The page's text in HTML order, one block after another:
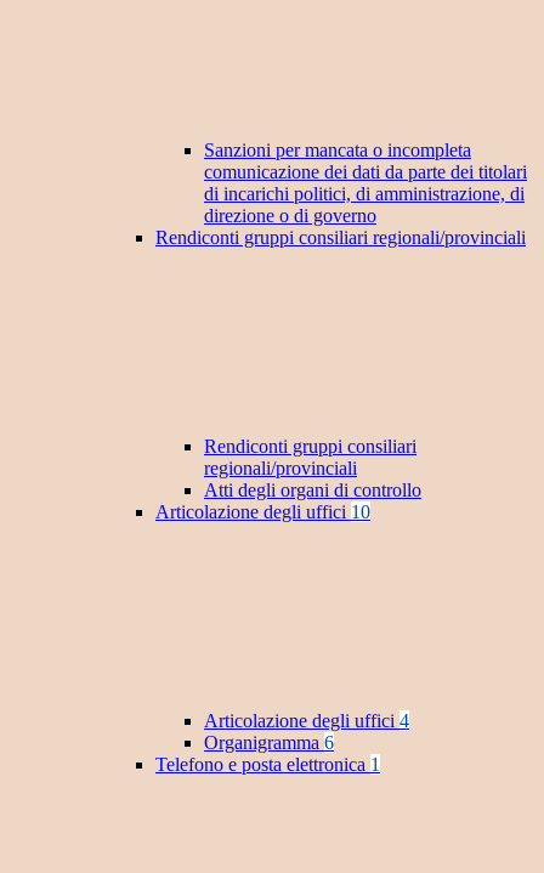
Sanzioni per mancata o incompleta
comunicazione dei dati da parte dei titolari
di incarichi politici, di amministrazione, di
direzione o di governo
Rendiconti gruppi consiliari regionali/provinciali
Rendiconti gruppi consiliari
regionali/provinciali
Atti degli organi di controllo
Articolazione degli uffici 10
Articolazione degli uffici 4
Organigramma 6
Telefono e posta elettronica 1